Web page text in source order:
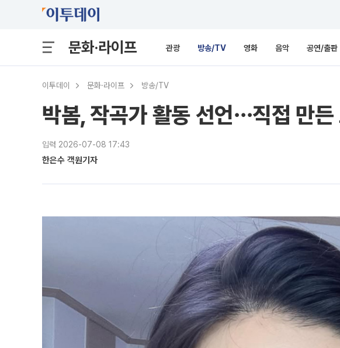
문화·라이프 관광 방송/TV 영화 음악 공연/출판
이투데이 문화·라이프 방송/TV
박봄, 작곡가 활동 선언⋯직접 만
입력 2026-07-08 17:43
한은수 객원기자